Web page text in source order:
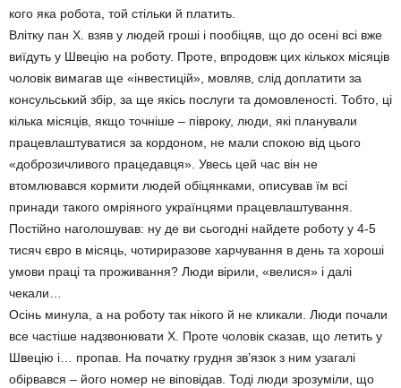
кого яка робота, той стільки й платить.
Влітку пан Х. взяв у людей гроші і пообіцяв, що до осені всі вже
виїдуть у Швецію на роботу. Проте, впродовж цих кількох місяців
чоловік вимагав ще «інвестицій», мовляв, слід доплатити за
консульський збір, за ще якісь послуги та домовленості. Тобто, ці
кілька місяців, якщо точніше – півроку, люди, які планували
працевлаштуватися за кордоном, не мали спокою від цього
«доброзичливого працедавця». Увесь цей час він не
втомлювався кормити людей обіцянками, описував їм всі
принади такого омріяного українцями працевлаштування.
Постійно наголошував: ну де ви сьогодні найдете роботу у 4-5
тисяч євро в місяць, чотириразове харчування в день та хороші
умови праці та проживання? Люди вірили, «велися» і далі
чекали…
Осінь минула, а на роботу так нікого й не кликали. Люди почали
все частіше надзвонювати Х. Проте чоловік сказав, що летить у
Швецію і… пропав. На початку грудня зв’язок з ним узагалі
обірвався – його номер не віповідав. Тоді люди зрозуміли, що